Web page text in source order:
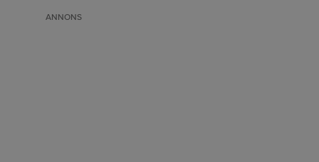
ANNONS